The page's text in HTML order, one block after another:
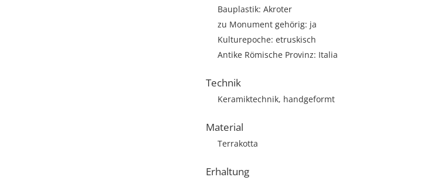
Bauplastik: Akroter
zu Monument gehörig: ja
Kulturepoche: etruskisch
Antike Römische Provinz: Italia
Technik
Keramiktechnik, handgeformt
Material
Terrakotta
Erhaltung